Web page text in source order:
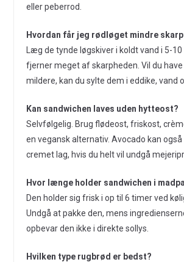
eller peberrod.
Hvordan får jeg rødløget mindre
Læg de tynde løgskiver i koldt vand i 5-
fjerner meget af skarpheden. Vil du
mildere, kan du sylte dem i eddike, vand
Kan sandwichen laves uden hytteost?
Selvfølgelig. Brug flødeost, friskost,
en vegansk alternativ. Avocado kan
cremet lag, hvis du helt vil undgå
Hvor længe holder sandwichen i
Den holder sig frisk i op til 6 timer ved
Undgå at pakke den, mens
opbevar den ikke i direkte sollys.
Hvilken type rugbrød er bedst?